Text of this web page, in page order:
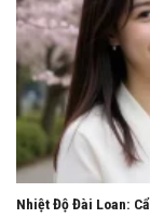
Nhiệt Độ Đài Loan: